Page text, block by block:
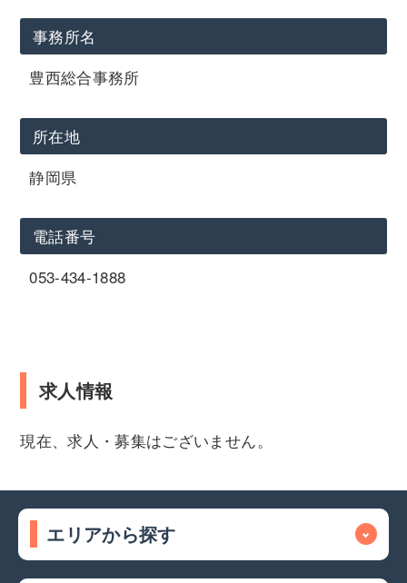
事務所名
豊西総合事務所
所在地
静岡県
電話番号
053-434-1888
求人情報
現在、求人・募集はございません。
エリアから探す